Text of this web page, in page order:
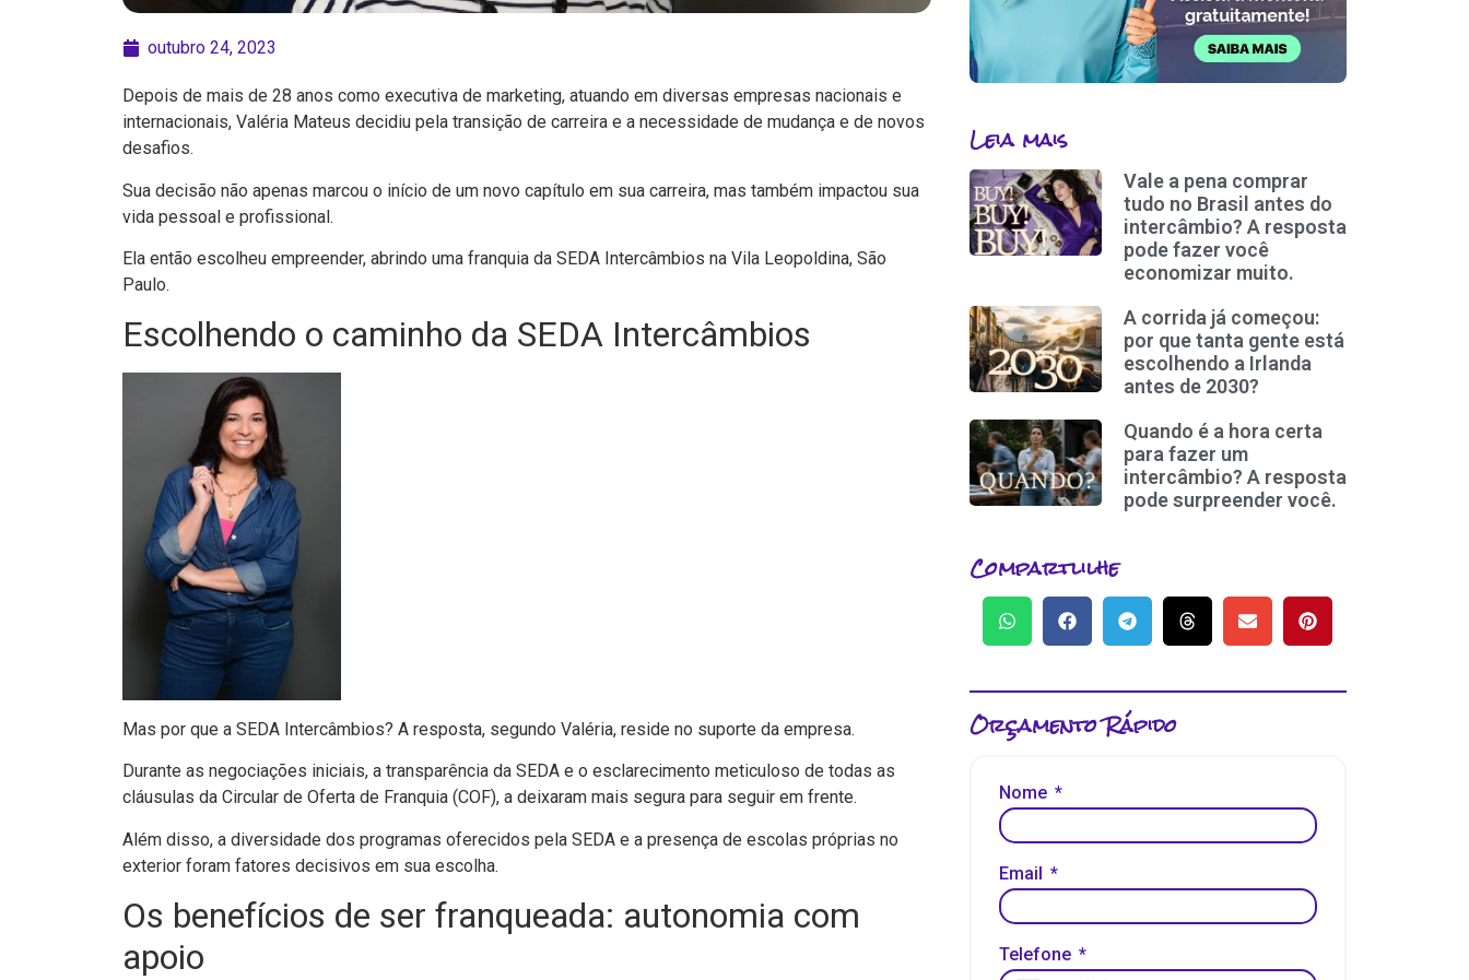
outubro 24, 2023
Depois de mais de 28 anos como executiva de marketing, atuando em diversas empresas nacionais e
internacionais, Valéria Mateus decidiu pela transição de carreira e a necessidade de mudança e de novos
desafios.
Sua decisão não apenas marcou o início de um novo capítulo em sua carreira, mas também impactou sua
vida pessoal e profissional.
Ela então escolheu empreender, abrindo uma franquia da SEDA Intercâmbios na Vila Leopoldina, São
Paulo.
Escolhendo o caminho da SEDA Intercâmbios
Mas por que a SEDA Intercâmbios? A resposta, segundo Valéria, reside no suporte da empresa.
Durante as negociações iniciais, a transparência da SEDA e o esclarecimento meticuloso de todas as
cláusulas da Circular de Oferta de Franquia (COF), a deixaram mais segura para seguir em frente.
Além disso, a diversidade dos programas oferecidos pela SEDA e a presença de escolas próprias no
exterior foram fatores decisivos em sua escolha.
Os benefícios de ser franqueada: autonomia com
apoio
Leia mais
Vale a pena comprar
tudo no Brasil antes do
intercâmbio? A resposta
pode fazer você
economizar muito.
A corrida já começou:
por que tanta gente está
escolhendo a Irlanda
antes de 2030?
Quando é a hora certa
para fazer um
intercâmbio? A resposta
pode surpreender você.
Compartlilhe
Orçamento Rápido
Nome
Email
Telefone